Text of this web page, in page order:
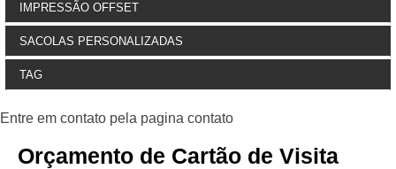
IMPRESSÃO OFFSET
SACOLAS PERSONALIZADAS
TAG
Orçamento de Cartão de Visita